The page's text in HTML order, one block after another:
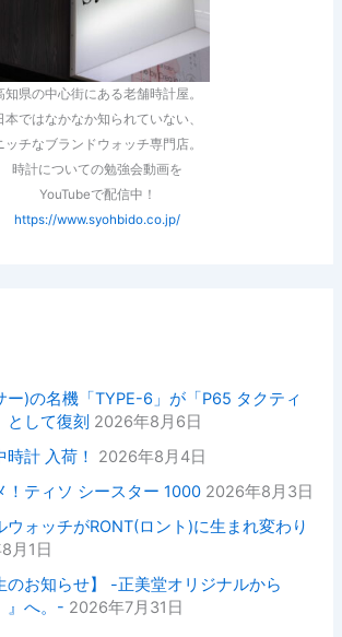
知県の中心街にある老舗時計屋。
本ではなかなか知られていない、
ッチなブランドウォッチ専門店。
時計についての勉強会動画を
YouTubeで配信中！
https://www.syohbido.co.jp/
ー)の名機「TYPE-6」が「P65 タクティ
として復刻 2026年8月6日
計 入荷！
2026年8月4日
！ティソ シースター 1000 2026年8月3日
ウォッチがRONT(ロント)に生まれ変わり
月1日
のお知らせ】 -正美堂オリジナルから
』へ。- 2026年7月31日